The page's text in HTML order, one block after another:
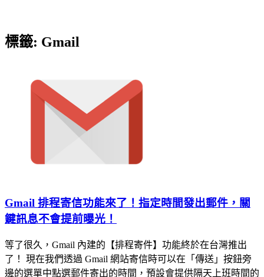
標籤: Gmail
Gmail 排程寄信功能來了！指定時間發出郵件，關
鍵訊息不會提前曝光！
等了很久，Gmail 內建的【排程寄件】功能終於在台灣推出
了！ 現在我們透過 Gmail 網站寄信時可以在「傳送」按鈕旁
邊的選單中點選郵件寄出的時間，預設會提供隔天上班時間的